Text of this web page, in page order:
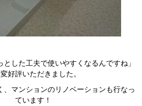
した工夫で使いやすくなるんですね」
好評いただきました。
、マンションのリノベーションも行なっ
ています！